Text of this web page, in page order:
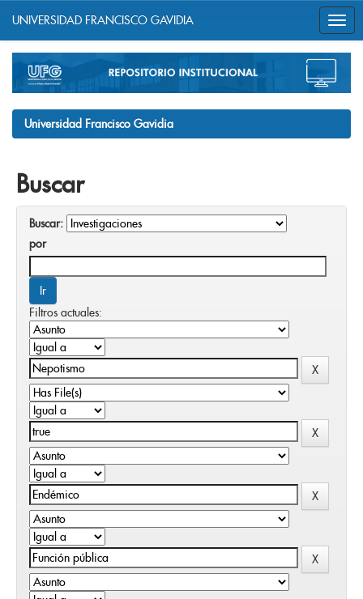
navigation
UNIVERSIDAD FRANCISCO GAVIDIA
Universidad Francisco Gavidia
Buscar
Buscar:
por
Filtros actuales: